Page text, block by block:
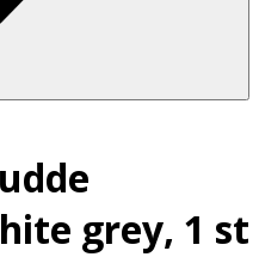
grey, 1 st